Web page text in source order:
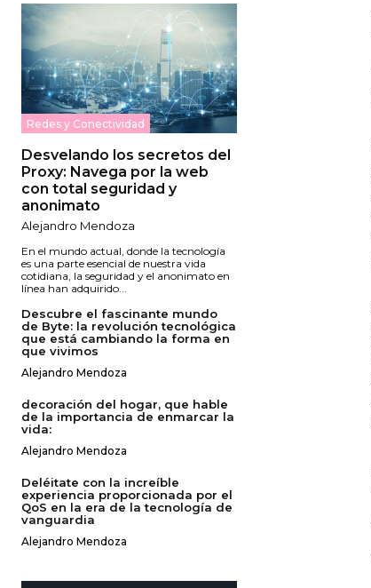
Redes y Conectividad
Desvelando los secretos del
Proxy: Navega por la web
con total seguridad y
anonimato
Alejandro Mendoza
En el mundo actual, donde la tecnología
es una parte esencial de nuestra vida
cotidiana, la seguridad y el anonimato en
línea han adquirido...
Descubre el fascinante mundo
de Byte: la revolución tecnológica
que está cambiando la forma en
que vivimos
Alejandro Mendoza
decoración del hogar, que hable
de la importancia de enmarcar la
vida:
Alejandro Mendoza
Deléitate con la increíble
experiencia proporcionada por el
QoS en la era de la tecnología de
vanguardia
Alejandro Mendoza